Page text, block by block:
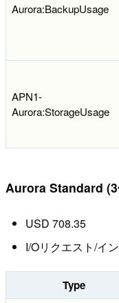
Aurora:BackupUsage
APN1-
Aurora:StorageUsage
Aurora Standard
USD 708.35
I/Oリクエスト/イ
Type